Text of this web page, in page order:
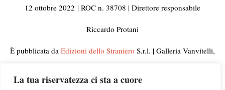
La tua riservatezza ci sta a cuore
12 ottobre 2022 | ROC n. 38708 | Direttore responsabile
Riccardo Protani
È pubblicata da Edizioni dello Straniero S.r.l. | Galleria Vanvitelli,